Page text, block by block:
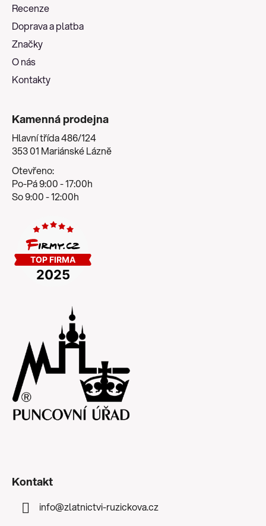
Recenze
Doprava a platba
Značky
O nás
Kontakty
Kamenná prodejna
Hlavní třída 486/124
353 01 Mariánské Lázně
Otevřeno:
Po-Pá 9:00 - 17:00h
So 9:00 - 12:00h
Kontakt
info@zlatnictvi-ruzickova.cz